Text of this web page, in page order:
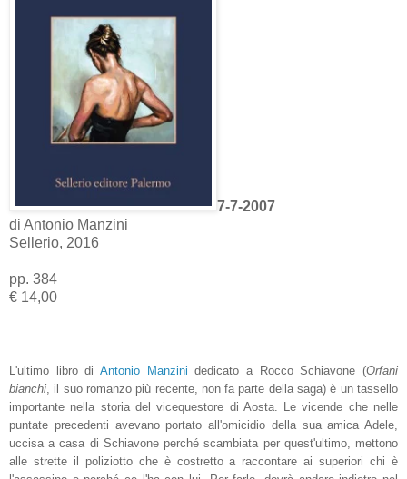
7-7-2007
di Antonio Manzini
Sellerio, 2016
pp. 384
€ 14,00
L'ultimo libro di Antonio Manzini dedicato a Rocco Schiavone (Orfani
bianchi , il suo romanzo più recente, non fa parte della saga) è un tassello
importante nella storia del vicequestore di Aosta. Le vicende che nelle
puntate precedenti avevano portato all'omicidio della sua amica Adele,
uccisa a casa di Schiavone perché scambiata per quest'ultimo, mettono
alle strette il poliziotto che è costretto a raccontare ai superiori chi è